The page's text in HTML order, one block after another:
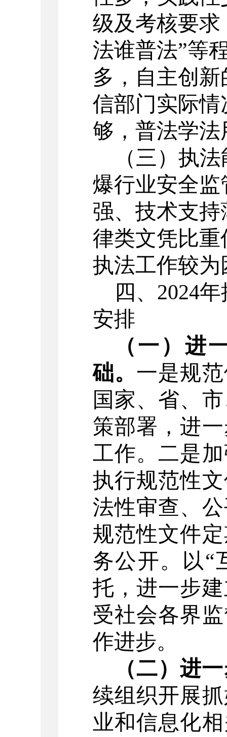
级及考核要
法谁普法”等
多，自主创
信部门实际
够，普法学
（三）执
爆行业安全
强、技术支
律类文凭比
执法工作较为
四、 2024年
安排
（一）进
础。 一是规
国家、省、市
策部署，进
工作。二是
执行规范性
法性审查、
规范性文件
务公开。以“
托，进一步
受社会各界
作进步。
（二）进
续组织开展
业和信息化